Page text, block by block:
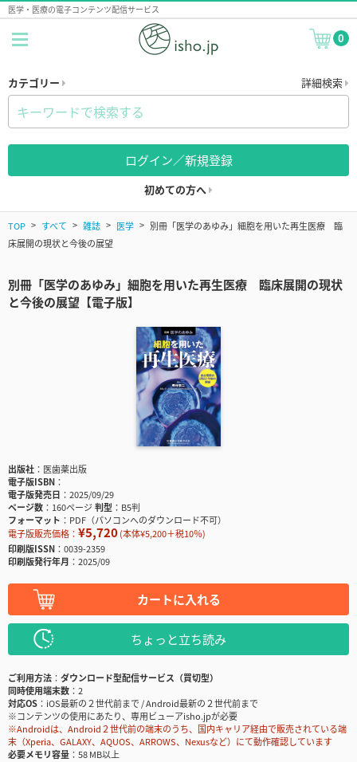
医学・医療の電子コンテンツ配信サービス
0
カテゴリー 詳細検索
ログイン／新規登録
初めての方へ
TOP すべて 雑誌 医学
別冊「医学のあゆみ」細胞を用いた再生医療 臨
床展開の現状と今後の展望
別冊「医学のあゆみ」細胞を用いた再生医療 臨床展開の現状
と今後の展望【電子版】
出版社
医歯薬出版
電子版ISBN
電子版発売日
2025/09/29
ページ数
160ページ判型
B5判
フォーマット
PDF（パソコンへのダウンロード不可）
電子版販売価格： ¥5,720(本体¥5,200＋税10％)
印刷版ISSN
0039-2359
印刷版発行年月
2025/09
カートに入れる
ちょっと立ち読み
ご利用方法
ダウンロード型配信サービス（買切型）
同時使用端末数
2
対応OS
iOS最新の２世代前まで / Android最新の２世代前まで
※コンテンツの使用にあたり、専用ビューアisho.jpが必要
※Androidは、Android２世代前の端末のうち、国内キャリア経由で販売されている端
末（Xperia、GALAXY、AQUOS、ARROWS、Nexusなど）にて動作確認しています
必要メモリ容量
58 MB以上